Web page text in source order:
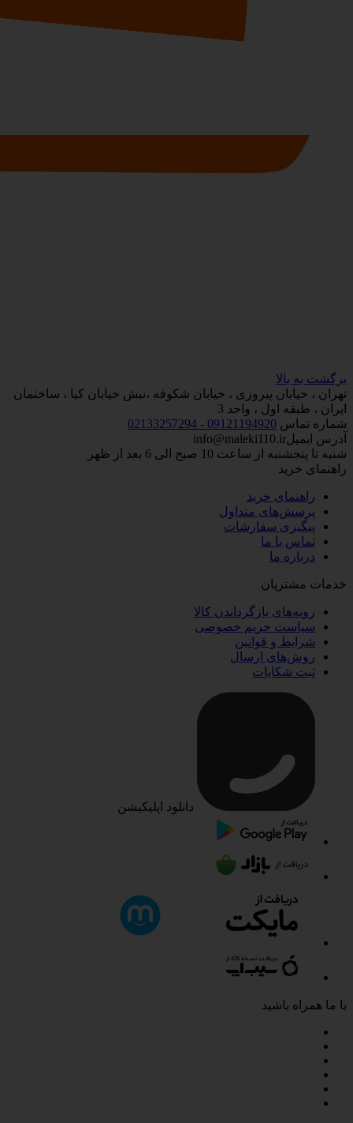
برگشت به بالا
تهران ، خیابان پیروزی ، خیابان شکوفه ،نبش خیابان کیا ، ساختمان
ایران ، طبقه اول ، واحد 3
شماره تماس 09121194920 - 02133257294
آدرس ایمیلinfo@maleki110.ir
شنبه تا پنجشنبه از ساعت 10 صبح الی 6 بعد از ظهر
راهنمای خرید
راهنمای خرید
پرسش‌های متداول
پیگیری سفارشات
تماس با ما
درباره ما
خدمات مشتریان
رویه‌های بازگرداندن کالا
سیاست حریم خصوصی
شرایط و قوانین
روش‌های ارسال
ثبت شکایات
دانلود اپلیکیشن
با ما همراه باشید